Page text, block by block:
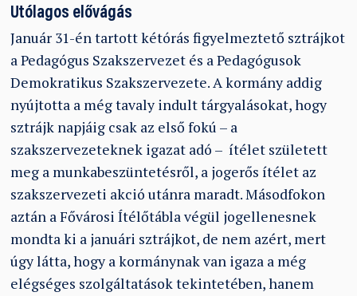
Utólagos elővágás
Január 31-én tartott kétórás figyelmeztető sztrájkot
a Pedagógus Szakszervezet és a Pedagógusok
Demokratikus Szakszervezete. A kormány addig
nyújtotta a még tavaly indult tárgyalásokat, hogy
sztrájk napjáig csak az első fokú – a
szakszervezeteknek igazat adó – ítélet született
meg a munkabeszüntetésről, a jogerős ítélet az
szakszervezeti akció utánra maradt. Másodfokon
aztán a Fővárosi Ítélőtábla végül jogellenesnek
mondta ki a januári sztrájkot, de nem azért, mert
úgy látta, hogy a kormánynak van igaza a még
elégséges szolgáltatások tekintetében, hanem